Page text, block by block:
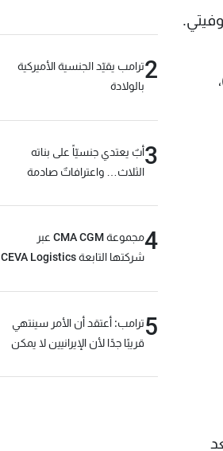
2ترامب يقيّد الجنسية الأميركية
بالولادة
3أبٌ يعتدي جنسيّاً على بناته
الثلاث… واعترافاتٌ صادمة
4
مجموعة CMA CGM عبر
شركتها التابعة CEVA Logistics
5ترامب: أعتقد أن الأمر سينتهي
قريبًا جدًا لأن الإيرانيين لا يمكن